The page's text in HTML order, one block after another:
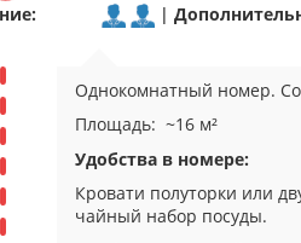
|
Однокомнатный номер.
Площадь: ~16 м²
Удобства в номере:
Кровати полуторки или
чайный набор посуды.